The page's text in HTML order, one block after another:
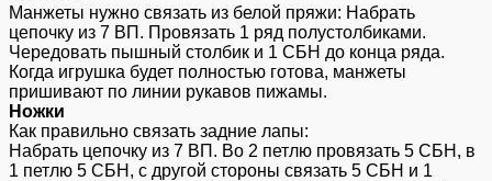
Манжеты нужно связать из белой пряжи: Набрать
цепочку из 7 ВП. Провязать 1 ряд полустолбиками.
Чередовать пышный столбик и 1 СБН до конца ряда.
Когда игрушка будет полностью готова, манжеты
пришивают по линии рукавов пижамы.
Ножки
Как правильно связать задние лапы:
Набрать цепочку из 7 ВП. Во 2 петлю провязать 5 СБН, в
1 петлю 5 СБН, с другой стороны связать 5 СБН и 1